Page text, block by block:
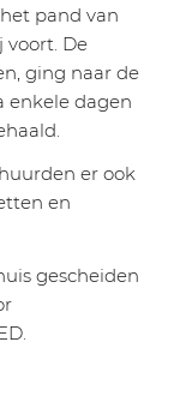
pand van
De
ging naar de
enkele dagen
er ook
en
gescheiden